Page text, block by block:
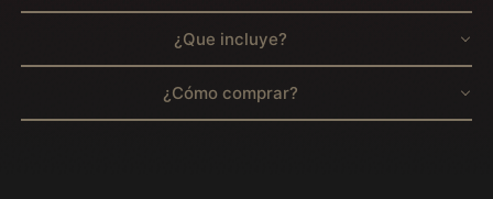
¿Que incluye?
¿Cómo comprar?